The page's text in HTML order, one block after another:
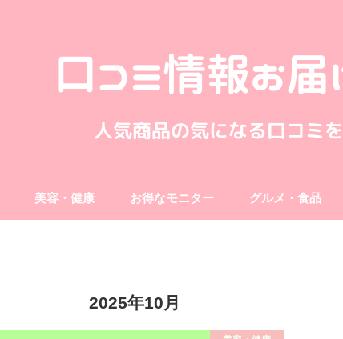
美容・健康 お得なモニター グルメ・食品
2025年10月